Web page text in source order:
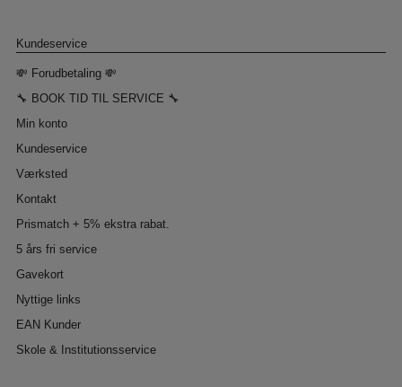
Kundeservice
💸 Forudbetaling 💸
🔧 BOOK TID TIL SERVICE 🔧
Min konto
Kundeservice
Værksted
Kontakt
Prismatch + 5% ekstra rabat.
5 års fri service
Gavekort
Nyttige links
EAN Kunder
Skole & Institutionsservice